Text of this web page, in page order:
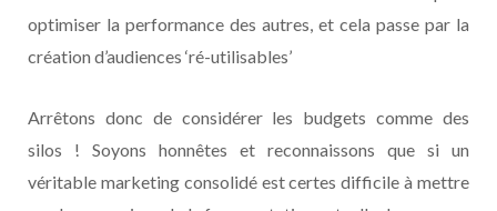
optimiser la performance des autres, et cela passe par la
création d’audiences ‘ré-utilisables’
Arrêtons donc de considérer les budgets comme des
silos ! Soyons honnêtes et reconnaissons que si un
véritable marketing consolidé est certes difficile à mettre